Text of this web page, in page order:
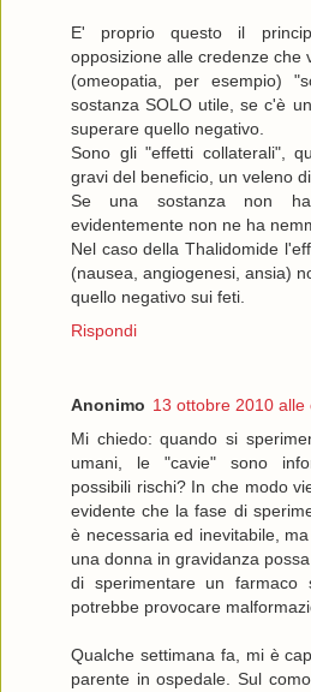
E' proprio questo il
opposizione alle credenze che
(omeopatia, per esempio)
sostanza SOLO utile, se c'è
superare quello negativo.
Sono gli "effetti collaterali",
gravi del beneficio, un veleno
Se una sostanza non
evidentemente non ne ha
Nel caso della Thalidomide
(nausea, angiogenesi, ansia)
quello negativo sui feti.
Rispondi
Anonimo 13 ottobre 2010 alle
Mi chiedo: quando si
umani, le "cavie" sono
possibili rischi? In che modo
evidente che la fase di
è necessaria ed inevitabile,
una donna in gravidanza
di sperimentare un
potrebbe provocare
Qualche settimana fa, mi è
parente in ospedale. Sul